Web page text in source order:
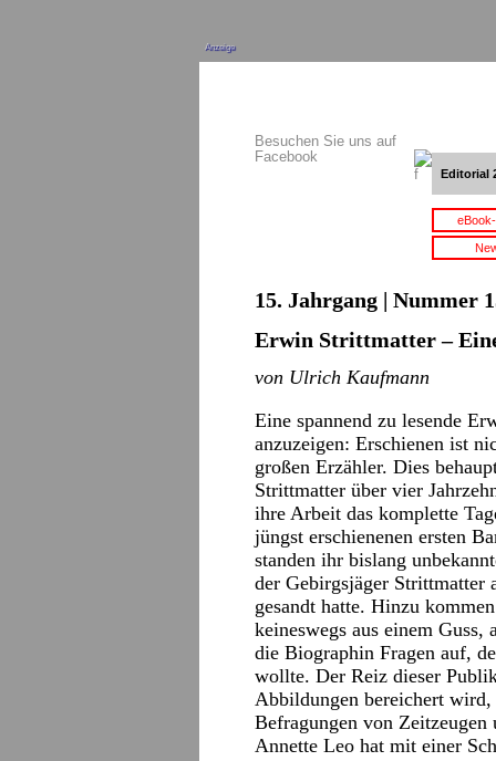
Anzeige
Besuchen Sie uns auf
Facebook
Editorial
15. Jahrgang | Nummer
Erwin Strittmatter –
von Ulrich Kaufmann
Eine spannend zu lesende
anzuzeigen: Erschienen ist
großen Erzähler. Dies
Strittmatter über vier
ihre Arbeit das komplette
jüngst erschienenen ersten
standen ihr bislang
der Gebirgsjäger Strittmatter
gesandt hatte. Hinzu
keineswegs aus einem
die Biographin Fragen auf,
wollte. Der Reiz dieser
Abbildungen bereichert
Befragungen von Zeitzeugen
Annette Leo hat mit einer